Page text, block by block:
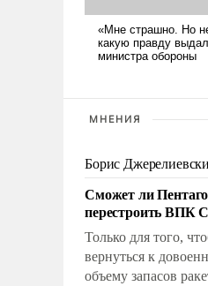
МНЕНИЯ
Борис
Сможет ли
перестроить
Только для того,
вернуться к
объему запасов